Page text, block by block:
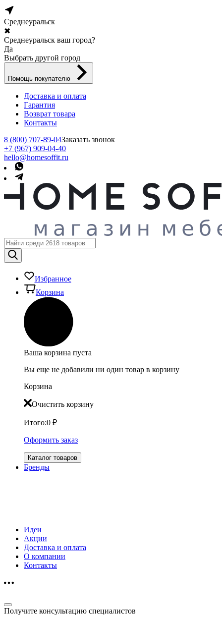
Среднеуральск
✖
Среднеуральск ваш город?
Да
Выбрать другой город
Помощь покупателю
Доставка и оплата
Гарантия
Возврат товара
Контакты
8 (800) 707-89-04Заказать звонок
+7 (967) 909-04-40
hello@homesoffit.ru
Избранное
Корзина
Ваша корзина пуста
Вы еще не добавили ни один товар в корзину
Корзина
Очистить корзину
Итого:0 ₽
Оформить заказ
Каталог товаров
Бренды
Идеи
Акции
Доставка и оплата
О компании
Контакты
Получите консультацию специалистов